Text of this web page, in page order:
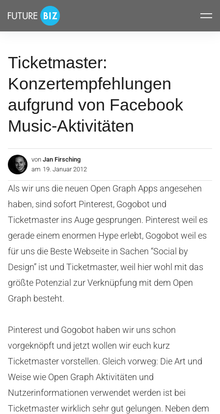
überspringen
FUTUREBIZ
Ticketmaster:
Konzertempfehlungen
aufgrund von Facebook
Music-Aktivitäten
von Jan Firsching
am 19. Januar 2012
Als wir uns die neuen Open Graph Apps angesehen
haben, sind sofort Pinterest, Gogobot und
Ticketmaster ins Auge gesprungen. Pinterest weil es
gerade einem enormen Hype erlebt, Gogobot weil es
für uns die Beste Webseite in Sachen “Social by
Design” ist und Ticketmaster, weil hier wohl mit das
größte Potenzial zur Verknüpfung mit dem Open
Graph besteht.
Pinterest und Gogobot haben wir uns schon
vorgeknöpft und jetzt wollen wir euch kurz
Ticketmaster vorstellen. Gleich vorweg: Die Art und
Weise wie Open Graph Aktivitäten und
Nutzerinformationen verwendet werden ist bei
Ticketmaster wirklich sehr gut gelungen. Neben dem